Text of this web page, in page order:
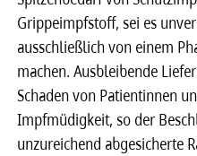
Grippeimpfstoff, sei es
ausschließlich von einem
machen. Ausbleibende
Schaden von Patientinnen
Impfmüdigkeit, so der
unzureichend abgesicherte